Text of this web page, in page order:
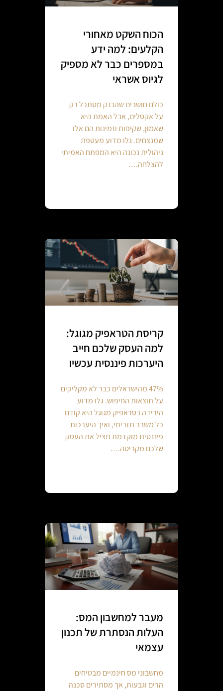
הכוח השקט מאחורי
הקלעים: למה ידע
במספרים כבר לא מספיק
לגיוס אשראי
כולם חושבים שהבנק מסתכל רק
על אקסלים, אבל האמת היא
שאמון, שקיפות וזמינות הם אלו
שמנצחים. גלו מדוע מעטפת
ניהולית נכונה היא המפתח האמיתי
להצלחה.…
קריסת הטראפיק מגוגל:
למה העסק שלכם חייב
היערכות פיננסית עכשיו
47% מהישראלים כבר לא מקליקים
על תוצאות החיפוש. גלו מדוע
הירידה בטראפיק מגוגל היא קודם
כל משבר תזרימי, ואיך היערכות
פיננסית מוקדמת תציל את העסק
שלכם מקריסה.…
מעבר למחשבון המס:
העלות הנסתרת של תכנון
עצמאי
מחשבוני מס חינמיים מבטיחים
הרים וגבעות, אך מסתירים סכנה